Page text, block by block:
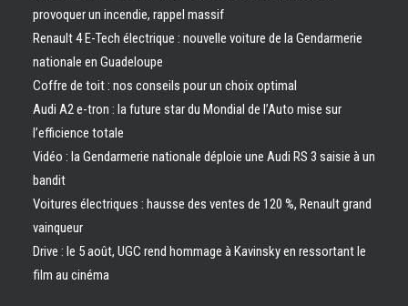
provoquer un incendie, rappel massif
Renault 4 E-Tech électrique : nouvelle voiture de la Gendarmerie
nationale en Guadeloupe
Coffre de toit : nos conseils pour un choix optimal
Audi A2 e-tron : la future star du Mondial de l’Auto mise sur
l’efficience totale
Vidéo : la Gendarmerie nationale déploie une Audi RS 3 saisie à un
bandit
Voitures électriques : hausse des ventes de 120 %, Renault grand
vainqueur
Drive : le 5 août, UGC rend hommage à Kavinsky en ressortant le
film au cinéma